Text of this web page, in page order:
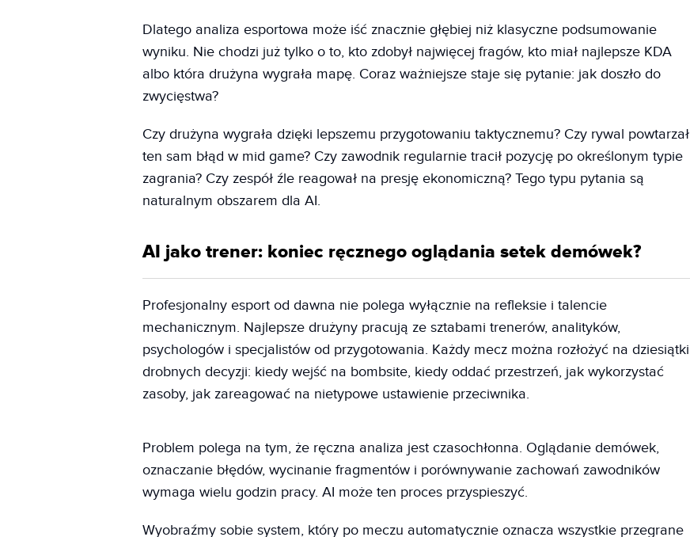
Dlatego analiza esportowa może iść znacznie głębiej niż klasyczne podsumowanie
wyniku. Nie chodzi już tylko o to, kto zdobył najwięcej fragów, kto miał najlepsze KDA
albo która drużyna wygrała mapę. Coraz ważniejsze staje się pytanie: jak doszło do
zwycięstwa?
Czy drużyna wygrała dzięki lepszemu przygotowaniu taktycznemu? Czy rywal powtarzał
ten sam błąd w mid game? Czy zawodnik regularnie tracił pozycję po określonym typie
zagrania? Czy zespół źle reagował na presję ekonomiczną? Tego typu pytania są
naturalnym obszarem dla AI.
AI jako trener: koniec ręcznego oglądania setek demówek?
Profesjonalny esport od dawna nie polega wyłącznie na refleksie i talencie
mechanicznym. Najlepsze drużyny pracują ze sztabami trenerów, analityków,
psychologów i specjalistów od przygotowania. Każdy mecz można rozłożyć na dziesiątki
drobnych decyzji: kiedy wejść na bombsite, kiedy oddać przestrzeń, jak wykorzystać
zasoby, jak zareagować na nietypowe ustawienie przeciwnika.
Problem polega na tym, że ręczna analiza jest czasochłonna. Oglądanie demówek,
oznaczanie błędów, wycinanie fragmentów i porównywanie zachowań zawodników
wymaga wielu godzin pracy. AI może ten proces przyspieszyć.
Wyobraźmy sobie system, który po meczu automatycznie oznacza wszystkie przegrane